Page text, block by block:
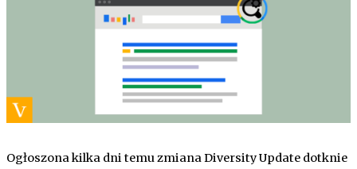
Ogłoszona kilka dni temu zmiana Diversity Update dotknie